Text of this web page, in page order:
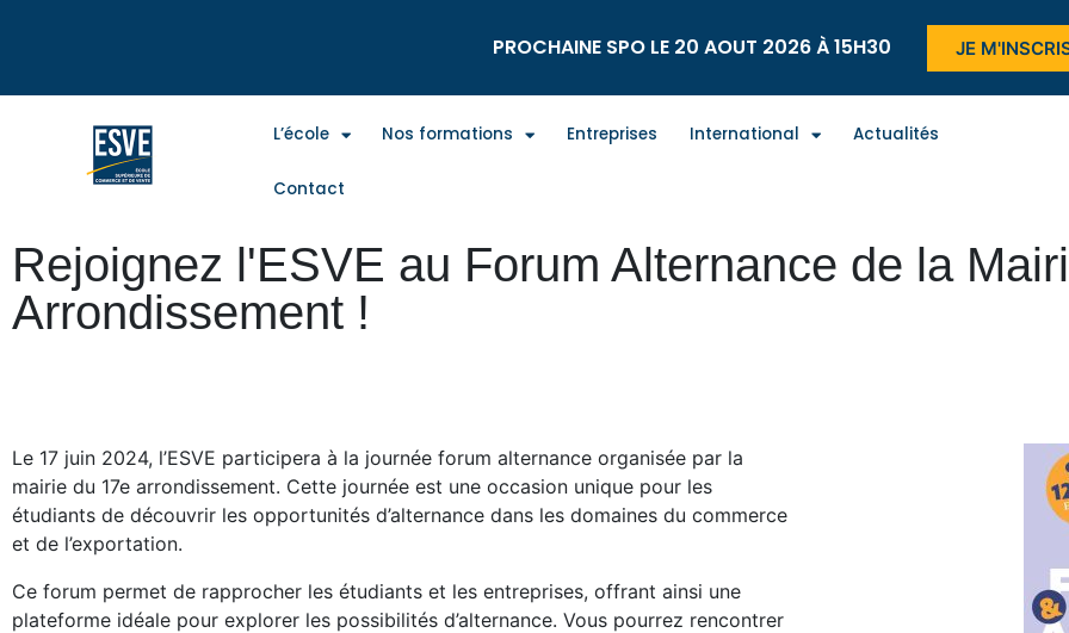
PROCHAINE SPO LE 20 AOUT 2026 À 15H30 JE
L’école Nos formations Entreprises International Actualités
Contact
Rejoignez l'ESVE au Forum Alternance de la
Arrondissement !
Le 17 juin 2024, l’ESVE participera à la journée forum alternance organisée par la
mairie du 17e arrondissement. Cette journée est une occasion unique pour les
étudiants de découvrir les opportunités d’alternance dans les domaines du commerce
et de l’exportation.
Ce forum permet de rapprocher les étudiants et les entreprises, offrant ainsi une
plateforme idéale pour explorer les possibilités d’alternance. Vous pourrez rencontrer